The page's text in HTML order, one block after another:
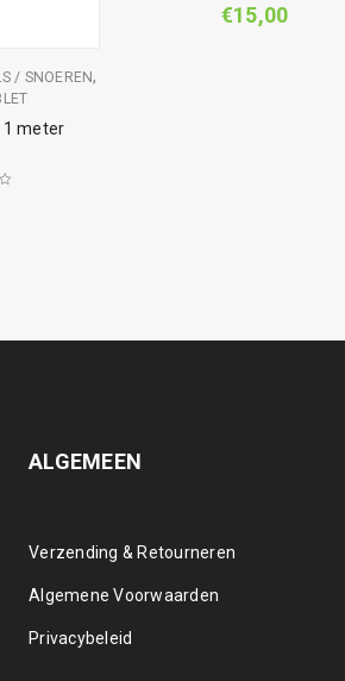
/ SNOEREN,
1 meter
€15,00
ALGEMEEN
Verzending & Retourneren
Algemene Voorwaarden
Privacybeleid